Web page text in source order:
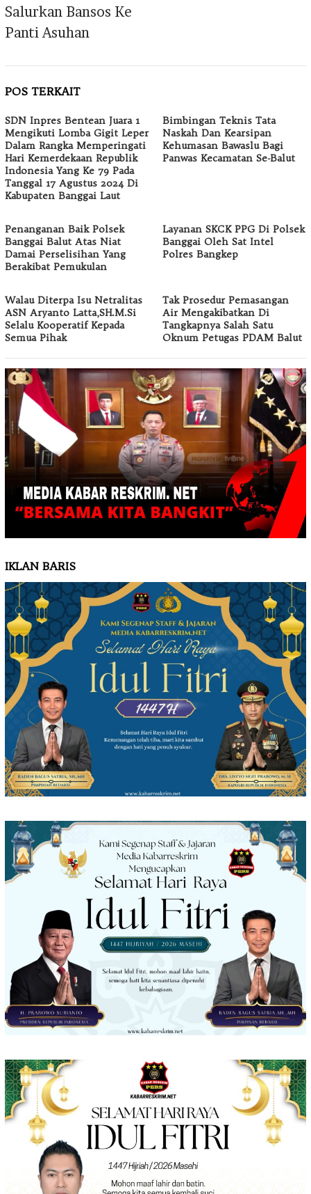
Salurkan Bansos Ke
Panti Asuhan
POS TERKAIT
SDN Inpres Bentean Juara 1
Mengikuti Lomba Gigit Leper
Dalam Rangka Memperingati
Hari Kemerdekaan Republik
Indonesia Yang Ke 79 Pada
Tanggal 17 Agustus 2024 Di
Kabupaten Banggai Laut
Bimbingan Teknis Tata
Naskah Dan Kearsipan
Kehumasan Bawaslu Bagi
Panwas Kecamatan Se-Balut
Penanganan Baik Polsek
Banggai Balut Atas Niat
Damai Perselisihan Yang
Berakibat Pemukulan
Layanan SKCK PPG Di Polsek
Banggai Oleh Sat Intel
Polres Bangkep
Walau Diterpa Isu Netralitas
ASN Aryanto Latta,SH.M.Si
Selalu Kooperatif Kepada
Semua Pihak
Tak Prosedur Pemasangan
Air Mengakibatkan Di
Tangkapnya Salah Satu
Oknum Petugas PDAM Balut
IKLAN BARIS